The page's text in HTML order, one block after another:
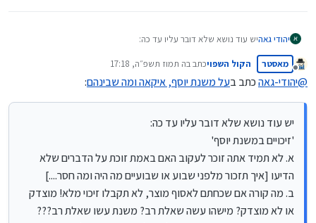
יהודי גאהיש עוד נושא שלא דובר עליו עד כה:
'זיכויים במשנת יוסף'
א. לא תמיד אתה זוכר לעקוב האם באמת זוכת על הדברים שלא הדיעו
[איך תזכור מלפני שבוע או שבועיים מה היה ומה חסר....]
לא מוצדק? מישהו עשה שאלת רב? משנת עשו שאלת רב???
ג. סיפור טרי אמיתי מהשבוע: שלחתי למשנת יוסף מייל שבערב פורים
שזוכיתי. הם שלחו לי תשובה: היות ועבר הרבה זמן והאחראי תחנה אינו
יכול לזכור האם סופק או לא, הם מחזירים לי רק 50%. מנין ההחלטות
השרירותיות הללו???
מנותק
מאסטר הקול השפויכתב בה תמוז תשפ״ה, 17:18
נערך לאחרונה על ידי
@יהודי-גאהכתב בעל משנת יוסף, איקאה ומה שבינהם:
יש עוד נושא שלא דובר עליו עד כה:
'זיכויים במשנת יוסף'
א. לא תמיד אתה זוכר לעקוב האם באמת זוכת על הדברים שלא
הדיעו [איך תזכור מלפני שבוע או שבועיים מה היה ומה חסר....]
ב. מה קורה אם שכחתם לאסוף מוצר, לא תקבלו זיכוי מלא! מוצדק
או לא מוצדק? מישהו עשה שאלת רב? משנת עשו שאלת רב???